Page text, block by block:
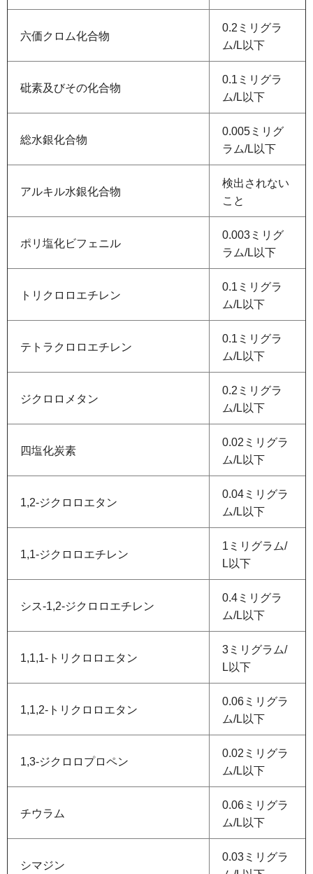
六価クロム化合物
0.2ミリグラ
ム/L以下
砒素及びその化合物
0.1ミリグラ
ム/L以下
総水銀化合物
0.005ミリグ
ラム/L以下
アルキル水銀化合物
検出されない
こと
ポリ塩化ビフェニル
0.003ミリグ
ラム/L以下
トリクロロエチレン
0.1ミリグラ
ム/L以下
テトラクロロエチレン
0.1ミリグラ
ム/L以下
ジクロロメタン
0.2ミリグラ
ム/L以下
四塩化炭素
0.02ミリグラ
ム/L以下
1,2-ジクロロエタン
0.04ミリグラ
ム/L以下
1,1-ジクロロエチレン
1ミリグラム/
L以下
シス-1,2-ジクロロエチレン
0.4ミリグラ
ム/L以下
1,1,1-トリクロロエタン
3ミリグラム/
L以下
1,1,2-トリクロロエタン
0.06ミリグラ
ム/L以下
1,3-ジクロロプロペン
0.02ミリグラ
ム/L以下
チウラム
0.06ミリグラ
ム/L以下
シマジン
0.03ミリグラ